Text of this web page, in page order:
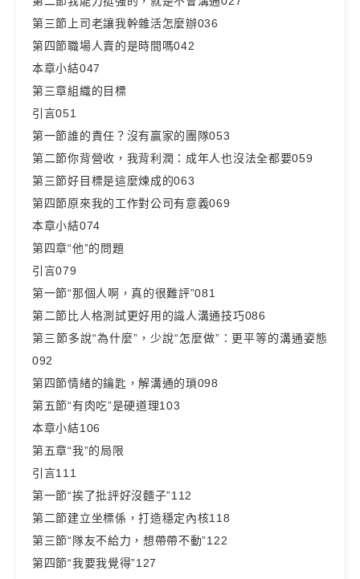
第三節上司老讓我幹雜活怎麼辦036
第四節職場人賣的是時間嗎042
本章小結047
第三章組織的目標
引言051
第一節誰的責任？沒有贏家的團隊053
第二節你背營收，我背利潤：成年人也沒法全都要059
第三節好目標是這麼煉成的063
第四節原來我的工作對公司有意義069
本章小結074
第四章“他”的問題
引言079
第一節“那個人啊，真的很難評”081
第二節比人格測試更好用的識人溝通技巧086
第三節多說“為什麼”，少說“怎麼做”：更平等的溝通姿態
092
第四節情緒的鑰匙，解溝通的瑣098
第五節“有肉吃”是硬道理103
本章小結106
第五章“我”的局限
引言111
第一節“挨了批評好沒麵子”112
第二節建立坐標係，打造穩定內核118
第三節“隊友不給力，想帶帶不動”122
第四節“我要我覺得”127